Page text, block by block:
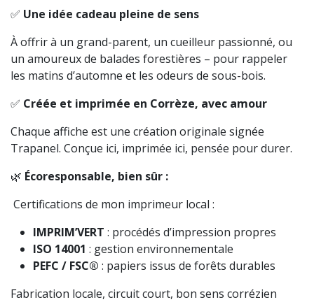
✅ Une idée cadeau pleine de sens
À offrir à un grand-parent, un cueilleur passionné, ou
un amoureux de balades forestières – pour rappeler
les matins d’automne et les odeurs de sous-bois.
✅ Créée et imprimée en Corrèze, avec amour
Chaque affiche est une création originale signée
Trapanel. Conçue ici, imprimée ici, pensée pour durer.
🌿 Écoresponsable, bien sûr :
Certifications de mon imprimeur local :
IMPRIM’VERT : procédés d’impression propres
ISO 14001 : gestion environnementale
PEFC / FSC® : papiers issus de forêts durables
Fabrication locale, circuit court, bon sens corrézien